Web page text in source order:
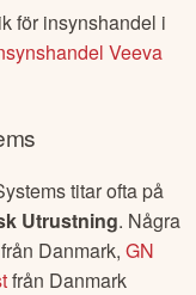
för insynshandel i
Veeva
titar ofta på
Utrustning. Några
från Danmark,GN
från Danmark